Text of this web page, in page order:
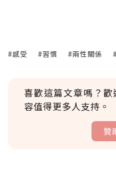
#感受 #習慣 #兩性關係
喜歡這篇文章嗎？
容值得更多人支持。
贊